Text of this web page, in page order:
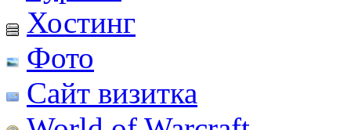
Хостинг
Фото
Сайт визитка